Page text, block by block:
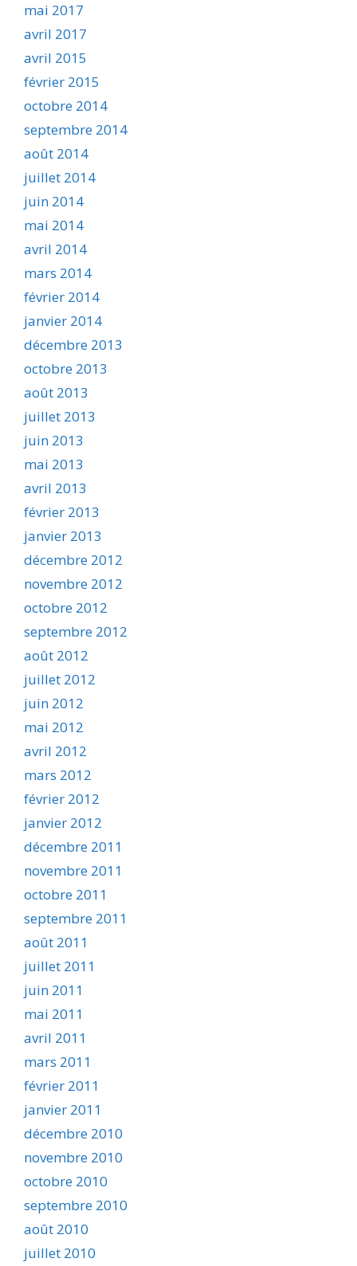
mai 2017
avril 2017
avril 2015
février 2015
octobre 2014
septembre 2014
août 2014
juillet 2014
juin 2014
mai 2014
avril 2014
mars 2014
février 2014
janvier 2014
décembre 2013
octobre 2013
août 2013
juillet 2013
juin 2013
mai 2013
avril 2013
février 2013
janvier 2013
décembre 2012
novembre 2012
octobre 2012
septembre 2012
août 2012
juillet 2012
juin 2012
mai 2012
avril 2012
mars 2012
février 2012
janvier 2012
décembre 2011
novembre 2011
octobre 2011
septembre 2011
août 2011
juillet 2011
juin 2011
mai 2011
avril 2011
mars 2011
février 2011
janvier 2011
décembre 2010
novembre 2010
octobre 2010
septembre 2010
août 2010
juillet 2010